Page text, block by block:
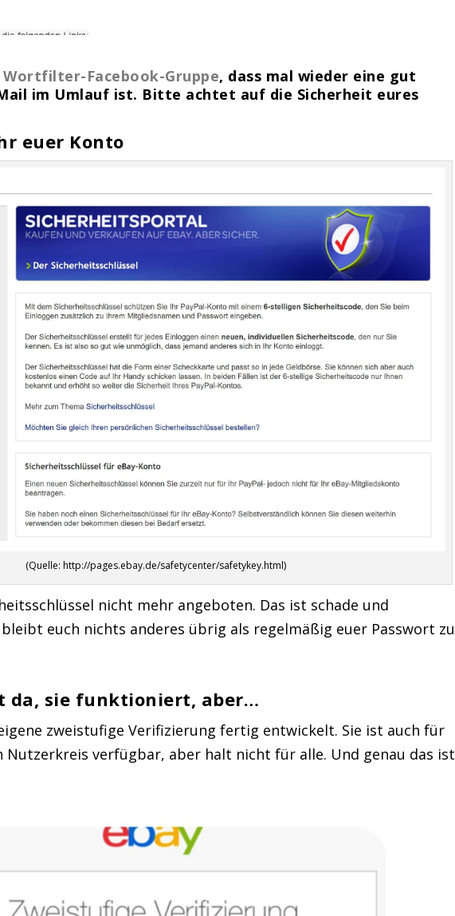
Wortfilter-Facebook-Gruppe, dass mal wieder eine gut
im Umlauf ist. Bitte achtet auf die Sicherheit eures
euer Konto
(Quelle: http://pages.ebay.de/safetycenter/safetykey.html)
nicht mehr angeboten. Das ist schade und
euch nichts anderes übrig als regelmäßig euer Passwort zu
da, sie funktioniert, aber…
zweistufige Verifizierung fertig entwickelt. Sie ist auch für
Nutzerkreis verfügbar, aber halt nicht für alle. Und genau das ist